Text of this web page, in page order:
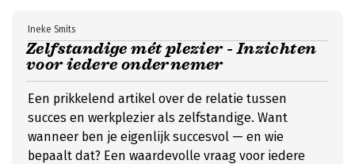
Zelfstandige mét plezier - Inzichten
voor iedere ondernemer
Ineke Smits
Een prikkelend artikel over de relatie tussen
succes en werkplezier als zelfstandige. Want
wanneer ben je eigenlijk succesvol — en wie
bepaalt dat? Een waardevolle vraag voor iedere